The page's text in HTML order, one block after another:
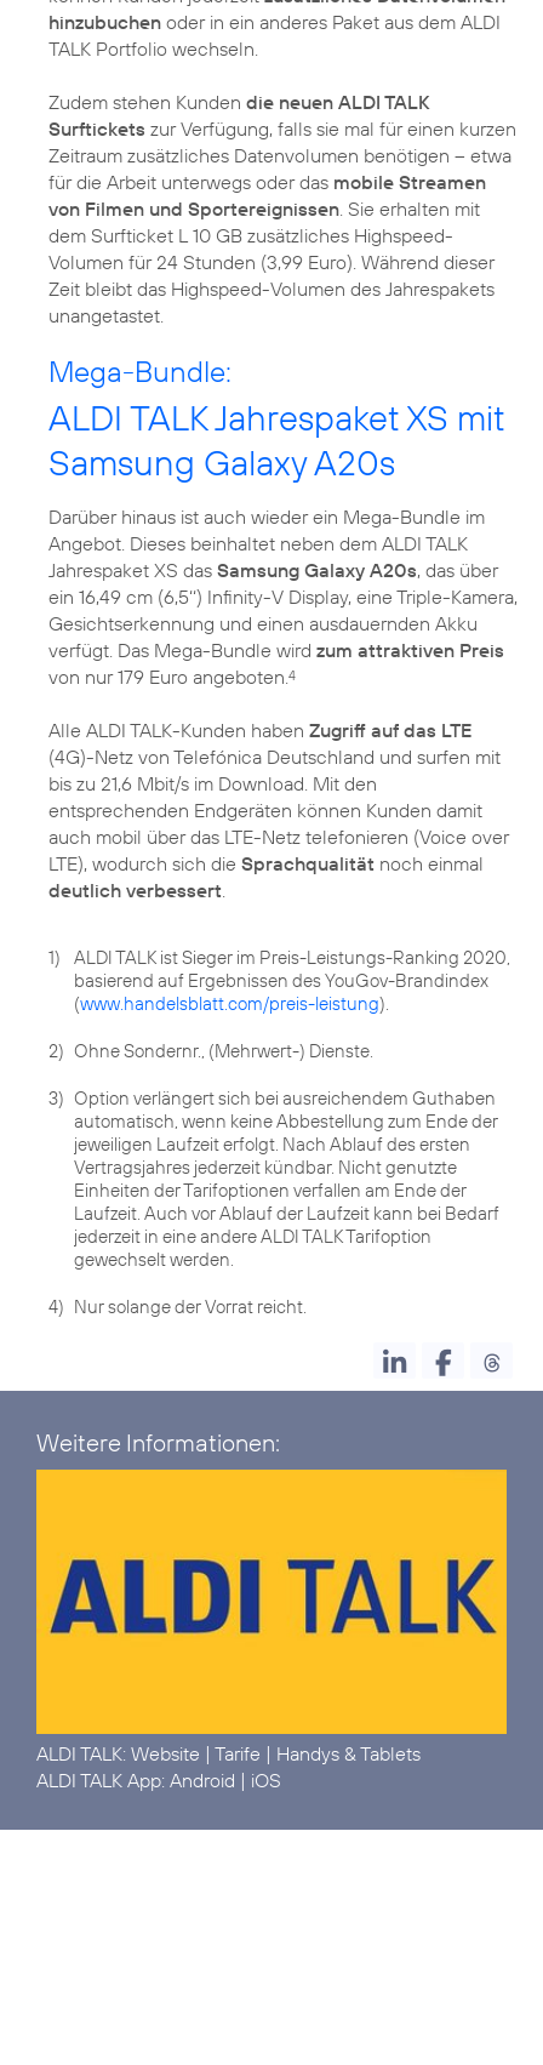
hinzubuchen oder in ein anderes Paket aus dem ALDI
TALK Portfolio wechseln.
Zudem stehen Kunden die neuen ALDI TALK
Surftickets zur Verfügung, falls sie mal für einen kurzen
Zeitraum zusätzliches Datenvolumen benötigen – etwa
für die Arbeit unterwegs oder das mobile Streamen
von Filmen und Sportereignissen . Sie erhalten mit
dem Surfticket L 10 GB zusätzliches Highspeed-
Volumen für 24 Stunden (3,99 Euro). Während dieser
Zeit bleibt das Highspeed-Volumen des Jahrespakets
Mega-Bundle:
ALDI TALK Jahrespaket XS mit
Samsung Galaxy A20s
Darüber hinaus ist auch wieder ein Mega-Bundle im
Angebot. Dieses beinhaltet neben dem ALDI TALK
Jahrespaket XS das Samsung Galaxy A20s, das über
ein 16,49 cm (6,5‘‘) Infinity-V Display, eine Triple-Kamera,
Gesichtserkennung und einen ausdauernden Akku
verfügt. Das Mega-Bundle wird zum attraktiven Preis
von nur 179 Euro angeboten. 4
Alle ALDI TALK-Kunden haben Zugriff auf das LTE
(4G)-Netz von Telefónica Deutschland und surfen mit
bis zu 21,6 Mbit/s im Download. Mit den
entsprechenden Endgeräten können Kunden damit
auch mobil über das LTE-Netz telefonieren (Voice over
LTE), wodurch sich die Sprachqualität noch einmal
deutlich verbessert
1)
ALDI TALK ist Sieger im Preis-Leistungs-Ranking 2020,
basierend auf Ergebnissen des YouGov-Brandindex
(www.handelsblatt.com/preis-leistung).
2) Ohne Sondernr., (Mehrwert-) Dienste.
3) Option verlängert sich bei ausreichendem Guthaben
automatisch, wenn keine Abbestellung zum Ende der
jeweiligen Laufzeit erfolgt. Nach Ablauf des ersten
Vertragsjahres jederzeit kündbar. Nicht genutzte
Einheiten der Tarifoptionen verfallen am Ende der
Laufzeit. Auch vor Ablauf der Laufzeit kann bei Bedarf
jederzeit in eine andere ALDI TALK Tarifoption
gewechselt werden.
4) Nur solange der Vorrat reicht.
Weitere Informationen:
ALDI TALK: Website | Tarife | Handys & Tablets
ALDI TALK App: Android | iOS